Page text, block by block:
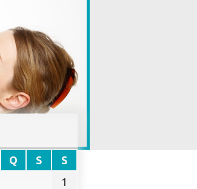
Q S
S
1